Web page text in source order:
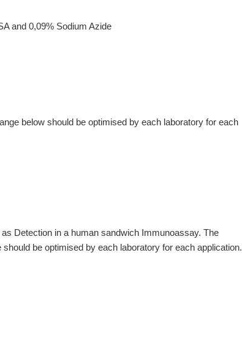
and 0,09% Sodium Azide
below should be optimised by each laboratory for each
Detection in a human sandwich Immunoassay. The
be optimised by each laboratory for each application.